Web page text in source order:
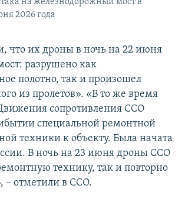
2026 года
что их дроны в ночь на 22 июня
разрушено как
полотно, так и произошел
из пролетов». «В то же время
сопротивления ССО
специальной ремонтной
техники к объекту. Была начата
В ночь на 23 июня дроны ССО
технику, так и повторно
– отметили в ССО.